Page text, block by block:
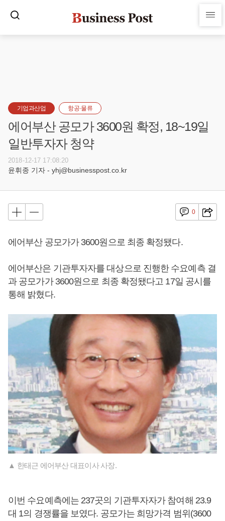
기업과산업 항공·물류
에어부산 공모가 3600원 확정, 18~19일
일반투자자 청약
2018-12-17 17:08:20
윤휘종 기자 - yhj@businesspost.co.kr
0
에어부산 공모가가 3600원으로 최종 확정됐다.
에어부산은 기관투자자를 대상으로 진행한 수요예측 결
과 공모가가 3600원으로 최종 확정됐다고 17일 공시를
통해 밝혔다.
▲ 한태근 에어부산 대표이사 사장.
이번 수요예측에는 237곳의 기관투자자가 참여해 23.9
대 1의 경쟁률을 보였다. 공모가는 희망가격 범위(3600